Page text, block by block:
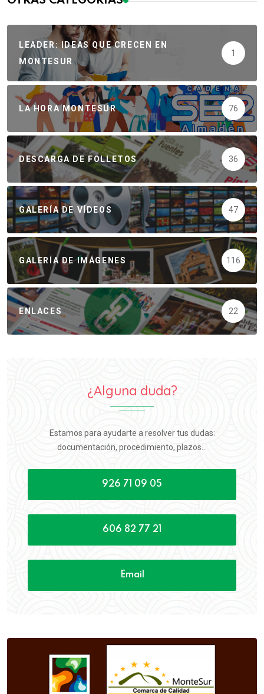
LEADER: IDEAS QUE CRECEN EN
MONTESUR
1
LA HORA MONTESUR 76
DESCARGA DE FOLLETOS 36
GALERÍA DE VÍDEOS 47
GALERÍA DE IMÁGENES 116
ENLACES 22
¿Alguna duda?
Estamos para ayudarte a resolver tus dudas:
documentación, procedimiento, plazos...
926 71 09 05
606 82 77 21
Email